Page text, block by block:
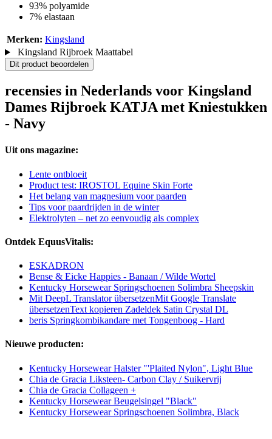
93% polyamide
7% elastaan
Merken: Kingsland
Kingsland Rijbroek Maattabel
Dit product beoordelen
recensies in Nederlands voor Kingsland
Dames Rijbroek KATJA met Kniestukken
- Navy
Uit ons magazine:
Lente ontbloeit
Product test: IROSTOL Equine Skin Forte
Het belang van magnesium voor paarden
Tips voor paardrijden in de winter
Elektrolyten – net zo eenvoudig als complex
Ontdek EquusVitalis:
ESKADRON
Bense & Eicke Happies - Banaan / Wilde Wortel
Kentucky Horsewear Springschoenen Solimbra Sheepskin
Mit DeepL Translator übersetzenMit Google Translate
übersetzenText kopieren Zadeldek Satin Crystal DL
beris Springkombikandare met Tongenboog - Hard
Nieuwe producten:
Kentucky Horsewear Halster "'Plaited Nylon", Light Blue
Chia de Gracia Liksteen- Carbon Clay / Suikervrij
Chia de Gracia Collageen +
Kentucky Horsewear Beugelsingel "Black"
Kentucky Horsewear Springschoenen Solimbra, Black